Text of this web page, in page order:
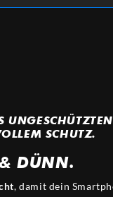
UNGESCHÜTZTEN
SCHUTZ.
DÜNN.
, damit dein